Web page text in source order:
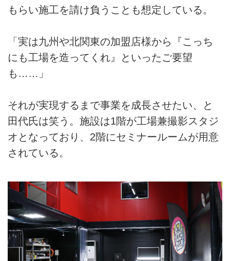
もらい施工を請け負うことも想定している。
「実は九州や北関東の加盟店様から『こっち
にも工場を造ってくれ』といったご要望
も……」
それが実現するまで事業を成長させたい、と
田代氏は笑う。施設は1階が工場兼撮影スタジ
オとなっており、2階にセミナールームが用意
されている。